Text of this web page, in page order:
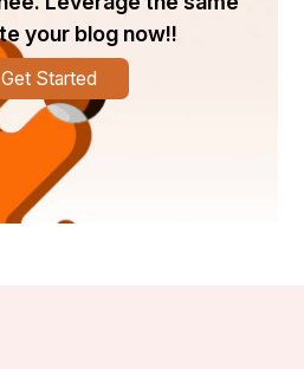
your blog now!!
Get Started